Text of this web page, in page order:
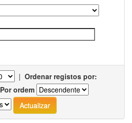
| Ordenar registos por:
Por ordem